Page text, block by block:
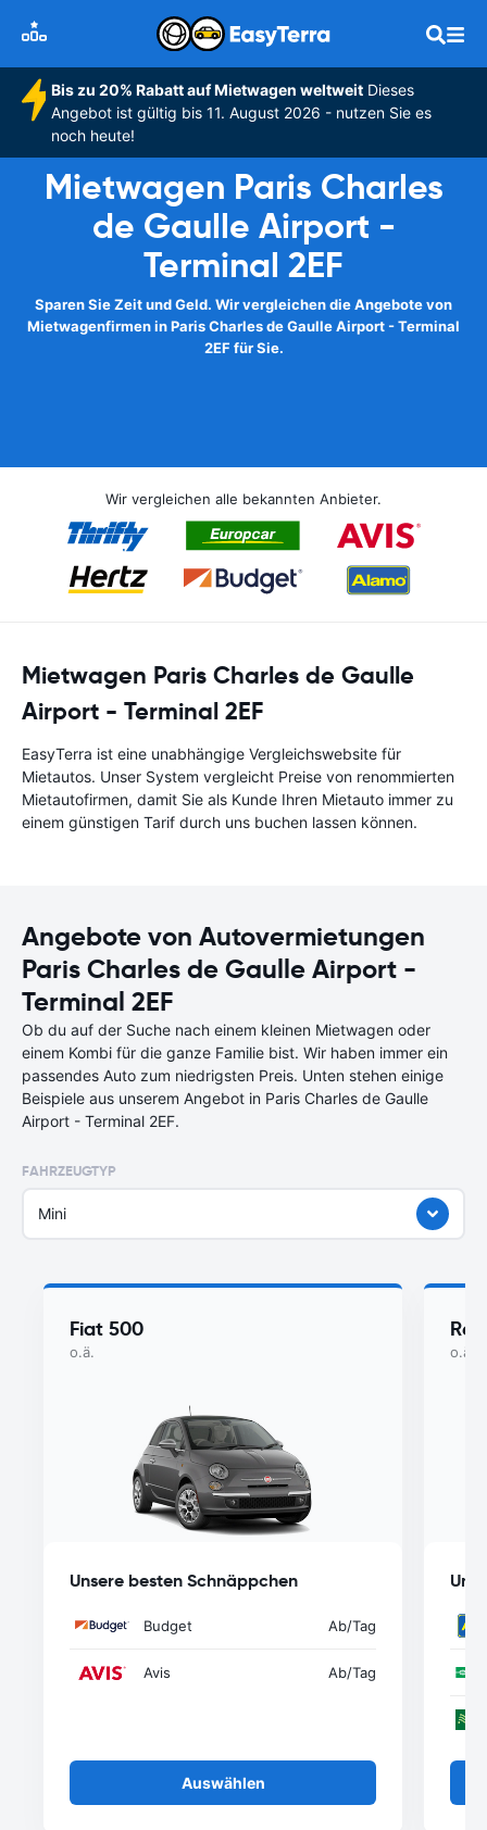
Bis zu 20% Rabatt auf Mietwagen weltweitDieses
Angebot ist gültig bis 11. August 2026 - nutzen Sie es
noch heute!
Mietwagen Paris Charles
de Gaulle Airport -
Terminal 2EF
Sparen Sie Zeit und Geld. Wir vergleichen die Angebote von
Mietwagenfirmen in Paris Charles de Gaulle Airport - Terminal
2EF für Sie.
Wir vergleichen alle bekannten Anbieter.
Mietwagen Paris Charles de Gaulle
Airport - Terminal 2EF
EasyTerra ist eine unabhängige Vergleichswebsite für
Mietautos. Unser System vergleicht Preise von renommierten
Mietautofirmen, damit Sie als Kunde Ihren Mietauto immer zu
einem günstigen Tarif durch uns buchen lassen können.
Angebote von Autovermietungen
Paris Charles de Gaulle Airport -
Terminal 2EF
Ob du auf der Suche nach einem kleinen Mietwagen oder
einem Kombi für die ganze Familie bist. Wir haben immer ein
passendes Auto zum niedrigsten Preis. Unten stehen einige
Beispiele aus unserem Angebot in Paris Charles de Gaulle
Airport - Terminal 2EF.
FAHRZEUGTYP
Mini
Fiat 500
o.ä.
Unsere besten Schnäppchen
Budget Ab/Tag
Avis Ab/Tag
Auswählen
o.ä.